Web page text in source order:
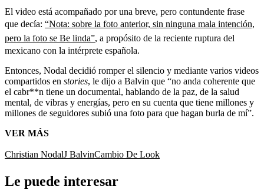
El video está acompañado por una breve, pero contundente frase
que decía: “Nota: sobre la foto anterior, sin ninguna mala intención,
pero la foto se Be linda”, a propósito de la reciente ruptura del
mexicano con la intérprete española.
Entonces, Nodal decidió romper el silencio y mediante varios videos
compartidos en stories, le dijo a Balvin que “no anda coherente que
el cabr**n tiene un documental, hablando de la paz, de la salud
mental, de vibras y energías, pero en su cuenta que tiene millones y
millones de seguidores subió una foto para que hagan burla de mí”.
VER MÁS
Christian NodalJ BalvinCambio De Look
Le puede interesar